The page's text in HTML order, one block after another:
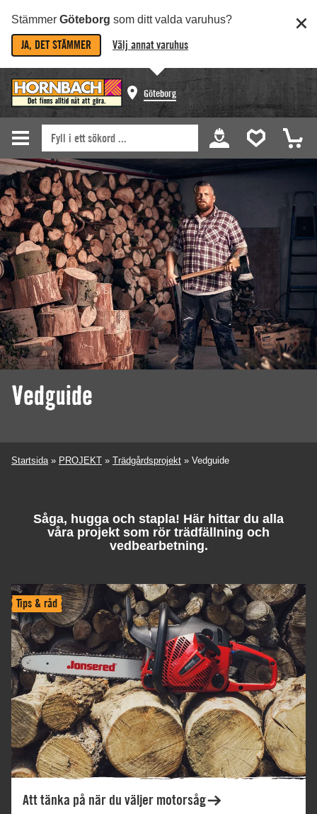
Stämmer Göteborg som ditt valda varuhus?
JA, DET STÄMMER Välj annat varuhus
Göteborg